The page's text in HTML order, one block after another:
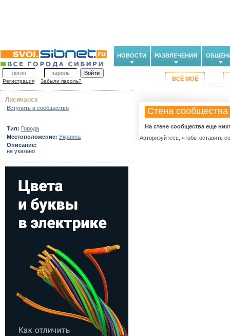
НОВОСТИ РАЗВЛЕЧЕНИЯ
Регистрация Забыли пароль? ВСЁ МОЁ
Стена сообщества
На стене сообщества еще
Авторизуйтесь, чтобы оставить
Лисичанск
Вступить в сообщество
Тип: Города
Местоположение: Украина
Описание:
не указано